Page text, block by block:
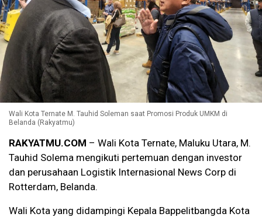
Wali Kota Ternate M. Tauhid Soleman saat Promosi Produk UMKM di
Belanda (Rakyatmu)
RAKYATMU.COM – Wali Kota Ternate, Maluku Utara, M.
Tauhid Solema mengikuti pertemuan dengan investor
dan perusahaan Logistik Internasional News Corp di
Rotterdam, Belanda.
Wali Kota yang didampingi Kepala Bappelitbangda Kota